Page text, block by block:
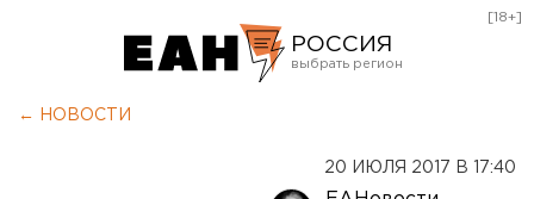
РОССИЯ
[18+]
← НОВОСТИ
20 ИЮЛЯ 2017 В 17:40